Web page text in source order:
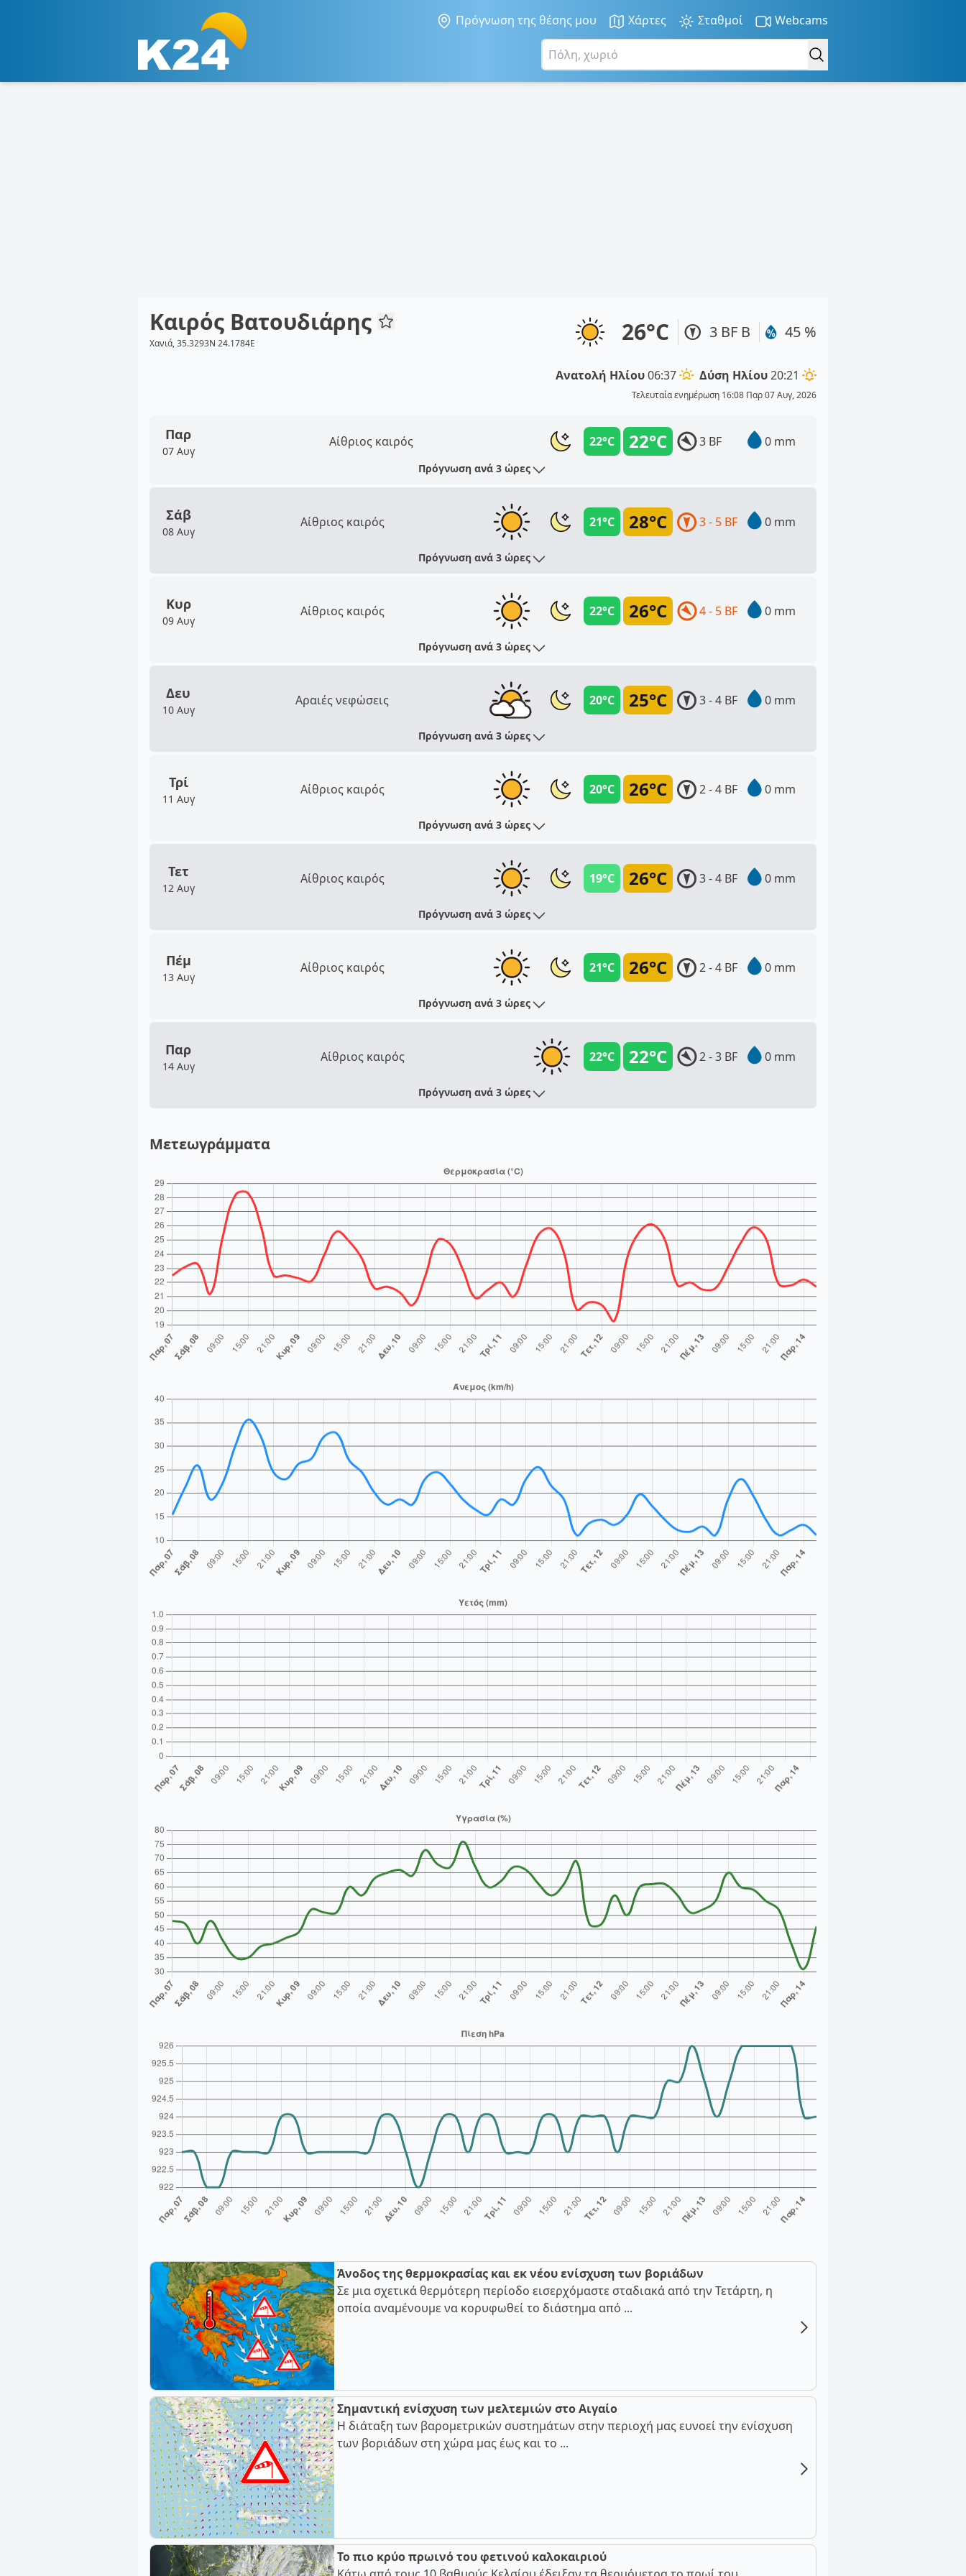
Πρόγνωση της θέσης μου Χάρτες Σταθμοί Webcams
Καιρός Βατουδιάρης
Χανιά, 35.3293N 24.1784E 26°C 3 BF Β 45 %
Ανατολή Ηλίου06:37 Δύση Ηλίου20:21
Τελευταία ενημέρωση 16:08 Παρ 07 Αυγ, 2026
Παρ
07 Αυγ
Αίθριος καιρός 22°C
22°C 3 BF 0 mm
Πρόγνωση ανά 3 ώρες
Σάβ
08 Αυγ
Αίθριος καιρός 28°C
21°C 3 - 5 BF 0 mm
Πρόγνωση ανά 3 ώρες
Κυρ
09 Αυγ
Αίθριος καιρός 26°C
22°C 4 - 5 BF 0 mm
Πρόγνωση ανά 3 ώρες
Δευ
10 Αυγ
Αραιές νεφώσεις 25°C
20°C 3 - 4 BF 0 mm
Πρόγνωση ανά 3 ώρες
Τρί
11 Αυγ
Αίθριος καιρός 26°C
20°C 2 - 4 BF 0 mm
Πρόγνωση ανά 3 ώρες
Τετ
12 Αυγ
Αίθριος καιρός 26°C
19°C 3 - 4 BF 0 mm
Πρόγνωση ανά 3 ώρες
Πέμ
13 Αυγ
Αίθριος καιρός 26°C
21°C 2 - 4 BF 0 mm
Πρόγνωση ανά 3 ώρες
Παρ
14 Αυγ
Αίθριος καιρός 22°C
22°C 2 - 3 BF 0 mm
Πρόγνωση ανά 3 ώρες
Μετεωγράμματα
Άνοδος της θερμοκρασίας και εκ νέου ενίσχυση των βοριάδων
Σε μια σχετικά θερμότερη περίοδο εισερχόμαστε σταδιακά από την Τετάρτη, η
οποία αναμένουμε να κορυφωθεί το διάστημα από ...
Σημαντική ενίσχυση των μελτεμιών στο Αιγαίο
Η διάταξη των βαρομετρικών συστημάτων στην περιοχή μας ευνοεί την ενίσχυση
των βοριάδων στη χώρα μας έως και το ...
Το πιο κρύο πρωινό του φετινού καλοκαιριού